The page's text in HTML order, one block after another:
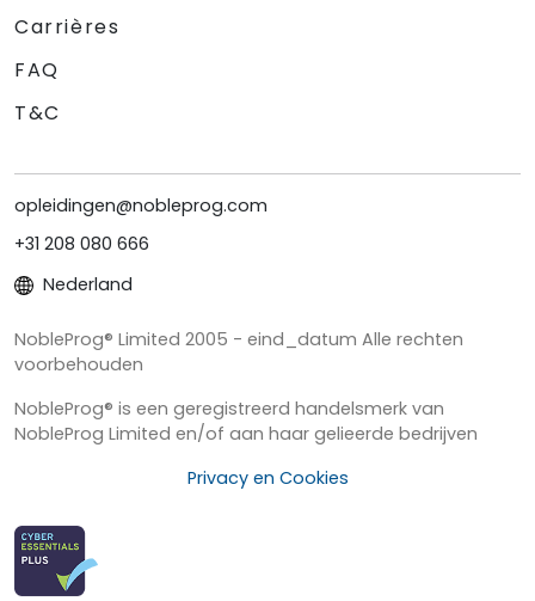
Carrières
FAQ
T&C
opleidingen@nobleprog.com
+31 208 080 666
Nederland
NobleProg® Limited 2005 - eind_datum Alle rechten
voorbehouden
NobleProg® is een geregistreerd handelsmerk van
NobleProg Limited en/of aan haar gelieerde bedrijven
Privacy en Cookies